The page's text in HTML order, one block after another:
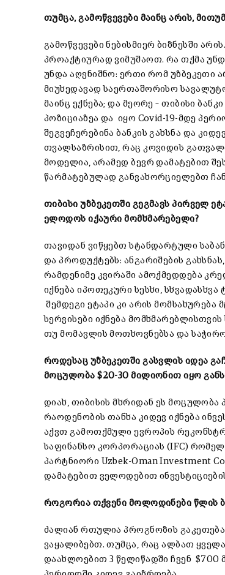
თუმცა, გამოწვევები მაინც არის,
გამოწვევები ნებისმიერ ბიზნესში
პროაქტიურად ვიმუშაოთ. რა თქმა
უნდა აღვნიშნო: ერთი რომ უზბეკეთი
მიუხედავად საერთაშორისო
მაინც ექნება; და მეორე – თიბისი
პოზიციაზეა და იყო Covid-19-მდე
შეგვეჩერებინა ბანკის გახსნა და
თვალსაზრისით, რაც კოვიდის
მოდელია, არამედ ბევრ დამატებით
წარმატებულად განვახორციელებთ
თიბისი უზბეკეთში გეგმავს პირველ
ელოდოს იქაური მომხმარებელი?
თავიდან ვიწყებთ სტანდარტული
და პროდუქტებს: ანგარიშების
რამდენიმე კვირაში ამოქმედდება
იქნება იპოთეკური სესხი,
შემდეგი ეტაპი კი არის
სერვისები იქნება
თუ მომავლის მოთხოვნებსა და
როდესაც უზბეკეთში გასვლის იდეა
მოცულობა $20-30მილიონით იყო
დიახ, თიბისის მხრიდან ეს
რაოდენობის თანხა კიდევ იქნება
აქვთ გამოთქმული ევროპის
საფინანსო კორპორაციას (IFC)
პარტნიორი Uzbek-Oman Investment
დამატებით ველოდებით
როგორია თქვენი მოლოდინები წლის
ძალიან რთულია პროგნოზის
ვაყალიბებთ. თუმცა, რაც ალბათ
დაახლოებით 3 წელიწადში ჩვენ